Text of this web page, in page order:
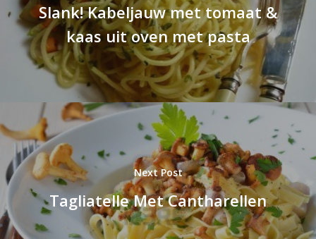
Slank! Kabeljauw met tomaat &
kaas uit oven met pasta
Next Post
Tagliatelle Met Cantharellen